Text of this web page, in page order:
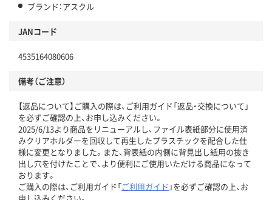
ブランド：アスクル
JANコード
4535164080606
備考（ご注意）
【返品について】ご購入の際は、ご利用ガイド「返品・交換について」
を必ずご確認の上、お申し込みください。
2025/6/13より商品をリニューアルし、ファイル表紙部分に使用済
みクリアホルダーを回収して再生したプラスチックを配合した仕
様に変更となりました。また、背表紙の内側に背見出し紙用の抜き
出し穴を付けたことで、より便利にご使用いただける商品になって
おります。
ご購入の際は、ご利用ガイド「ご利用ガイド 」を必ずご確認の上、お